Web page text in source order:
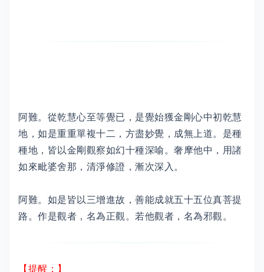
阿難。從乾慧心至等覺已，是覺始獲金剛心中初乾慧
地，如是重重單複十二，方盡妙覺，成無上道。是種
種地，皆以金剛觀察如幻十種深喻。奢摩他中，用諸
如來毗婆舍那，清淨修證，漸次深入。
阿難。如是皆以三增進故，善能成就五十五位真菩提
路。作是觀者，名為正觀。若他觀者，名為邪觀。
【提醒：】